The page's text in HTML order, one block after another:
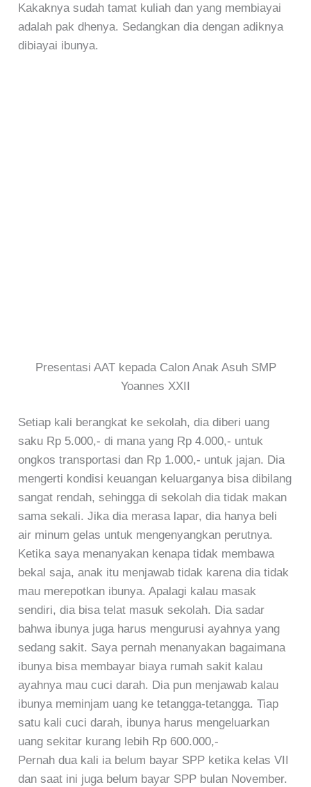
Kakaknya sudah tamat kuliah dan yang membiayai
adalah pak dhenya. Sedangkan dia dengan adiknya
dibiayai ibunya.
Presentasi AAT kepada Calon Anak Asuh SMP
Yoannes XXII
Setiap kali berangkat ke sekolah, dia diberi uang
saku Rp 5.000,- di mana yang Rp 4.000,- untuk
ongkos transportasi dan Rp 1.000,- untuk jajan. Dia
mengerti kondisi keuangan keluarganya bisa dibilang
sangat rendah, sehingga di sekolah dia tidak makan
sama sekali. Jika dia merasa lapar, dia hanya beli
air minum gelas untuk mengenyangkan perutnya.
Ketika saya menanyakan kenapa tidak membawa
bekal saja, anak itu menjawab tidak karena dia tidak
mau merepotkan ibunya. Apalagi kalau masak
sendiri, dia bisa telat masuk sekolah. Dia sadar
bahwa ibunya juga harus mengurusi ayahnya yang
sedang sakit. Saya pernah menanyakan bagaimana
ibunya bisa membayar biaya rumah sakit kalau
ayahnya mau cuci darah. Dia pun menjawab kalau
ibunya meminjam uang ke tetangga-tetangga. Tiap
satu kali cuci darah, ibunya harus mengeluarkan
uang sekitar kurang lebih Rp 600.000,-
Pernah dua kali ia belum bayar SPP ketika kelas VII
dan saat ini juga belum bayar SPP bulan November.